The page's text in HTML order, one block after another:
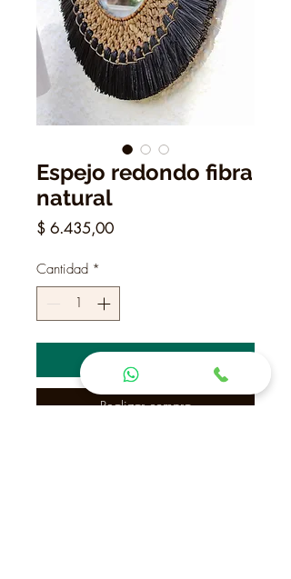
Espejo redondo fibra
natural
$ 6.435,00Precio
Cantidad *
Realizar compra